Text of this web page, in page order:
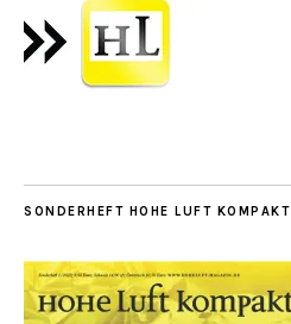
SONDERHEFT HOHE LUFT KOMPAKT